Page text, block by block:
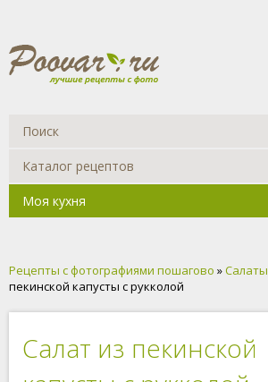
Каталог рецептов
Моя кухня
Рецепты с фотографиями пошагово »Салаты
пекинской капусты с рукколой
Салат из пекинской